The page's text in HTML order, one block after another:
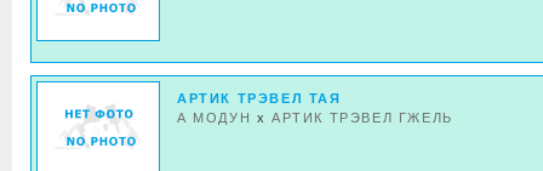
АРТИК ТРЭВЕЛ ТАЯ
А МОДУН xАРТИК ТРЭВЕЛ ГЖЕЛЬ